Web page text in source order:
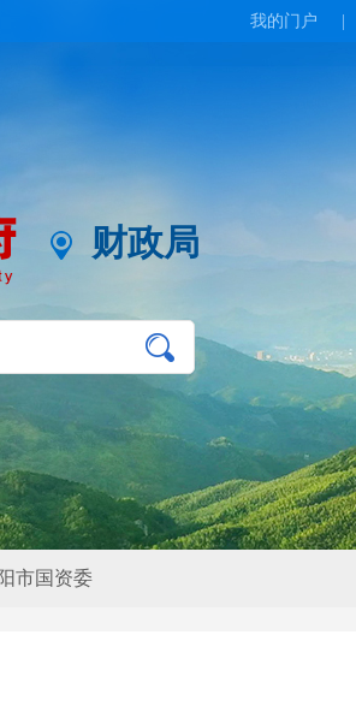
我的门户
财政局
市国资委